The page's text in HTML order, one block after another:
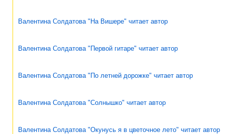
Валентина Солдатова "На Вишере" читает автор
Валентина Солдатова "Первой гитаре" читает автор
Валентина Солдатова "По летней дорожке" читает автор
Валентина Солдатова "Солнышко" читает автор
Валентина Солдатова "Окунусь я в цветочное лето" читает автор